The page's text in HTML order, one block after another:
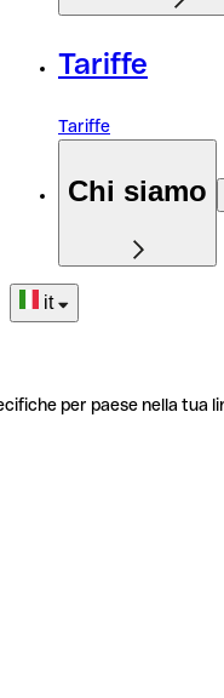
Tariffe
Tariffe
Chi siamo
it
per paese nella tua